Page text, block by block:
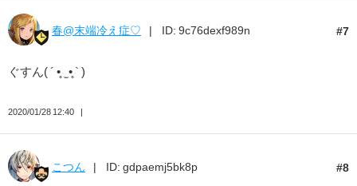
7
春@末端冷え症♡ ID: 9c76dexf989n
ぐすん( ´ •̥ ̫ •̥ ` )
2020/01/28 12:40
8
こつん ID: gdpaemj5bk8p